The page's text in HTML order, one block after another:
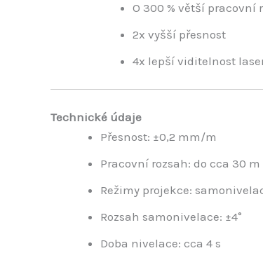
O 300 % větší pracovní
2x vyšší přesnost
4x lepší viditelnost
Technické údaje
Přesnost: ±0,2 mm/m
Pracovní rozsah: do cca 30 m
Režimy projekce:
Rozsah samonivelace: ±4°
Doba nivelace: cca 4 s